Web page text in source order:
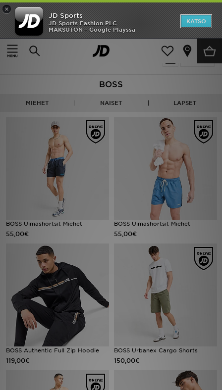
×
JD Sports
JD Sports Fashion PLC
MAKSUTON - Google Playssä
KATSO
Etusivu
BOSS
Suodata
38 tuotetta
BOSS
MIEHET NAISET LAPSET
BOSS Uimashortsit Miehet
55,00€
BOSS Uimashortsit Miehet
55,00€
BOSS Authentic Full Zip Hoodie
119,00€
BOSS Urbanex Cargo Shorts
150,00€
Etusivu
Ale
Miehet
Tuotemerkit
Jalkapallo
Lataa JD-sovellus
Minun JD
Minun viestini
Asiakaspalvelu ja tietoa